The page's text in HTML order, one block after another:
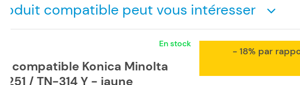
compatible peut vous intéresser
En stock
compatible Konica Minolta
/ TN-314 Y - jaune
- 18% par